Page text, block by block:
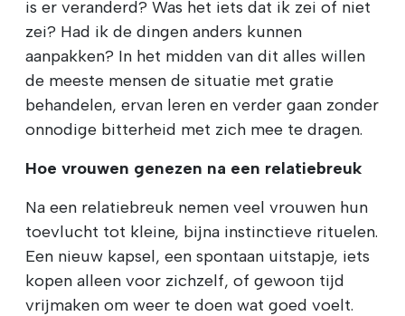
is er veranderd? Was het iets dat ik zei of niet
zei? Had ik de dingen anders kunnen
aanpakken? In het midden van dit alles willen
de meeste mensen de situatie met gratie
behandelen, ervan leren en verder gaan zonder
onnodige bitterheid met zich mee te dragen.
Hoe vrouwen genezen na een relatiebreuk
Na een relatiebreuk nemen veel vrouwen hun
toevlucht tot kleine, bijna instinctieve rituelen.
Een nieuw kapsel, een spontaan uitstapje, iets
kopen alleen voor zichzelf, of gewoon tijd
vrijmaken om weer te doen wat goed voelt.